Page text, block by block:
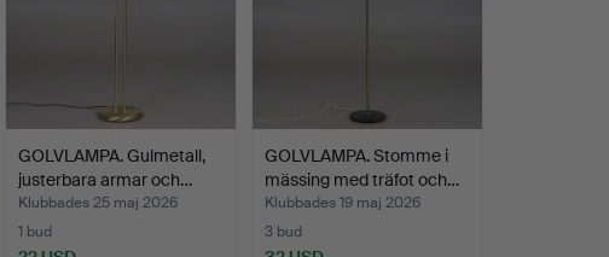
GOLVLAMPA. Gulmetall,
justerbara armar och…
Klubbades 25 maj 2026
1 bud
GOLVLAMPA. Stomme i
mässing med träfot och…
Klubbades 19 maj 2026
3 bud